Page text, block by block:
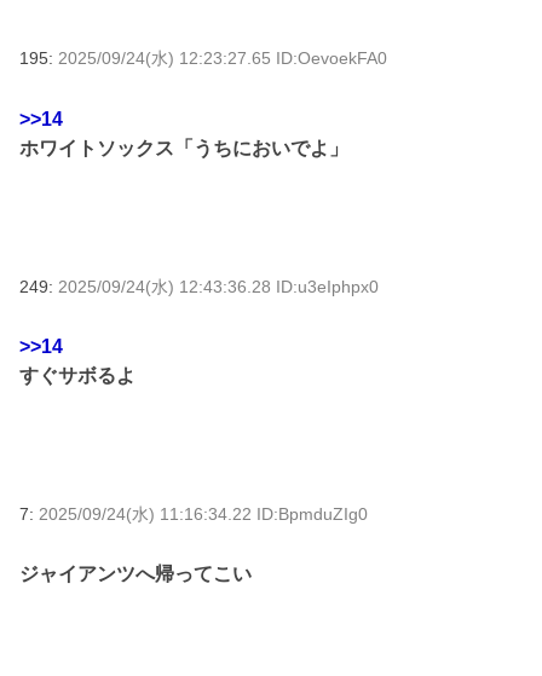
195: 2025/09/24(水) 12:23:27.65 ID:OevoekFA0
>>14
ホワイトソックス「うちにおいでよ」
249: 2025/09/24(水) 12:43:36.28 ID:u3eIphpx0
>>14
すぐサボるよ
7: 2025/09/24(水) 11:16:34.22 ID:BpmduZIg0
ジャイアンツへ帰ってこい